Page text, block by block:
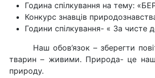
Година спілкування на тему:
Конкурс знавців
Години спілкування- « За чисте
Наш обов’язок – зберегти
тварин – живими. Природа- це
природу.